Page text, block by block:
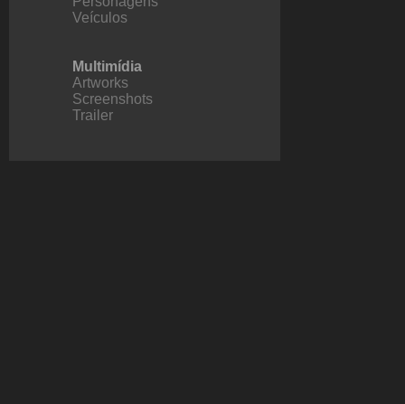
Veículos
Multimídia
Artworks
Screenshots
Trailer